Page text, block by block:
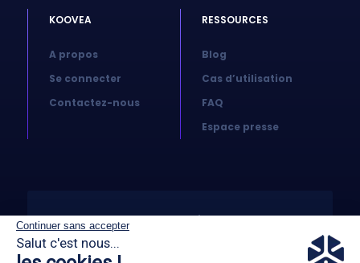
Continuer sans accepter
Salut c'est nous...
KOOVEA
A propos
Se connecter
Contactez-nous
RESSOURCES
Blog
Cas d’utilisation
FAQ
Espace presse
© 2026 Koovea. All right reserved